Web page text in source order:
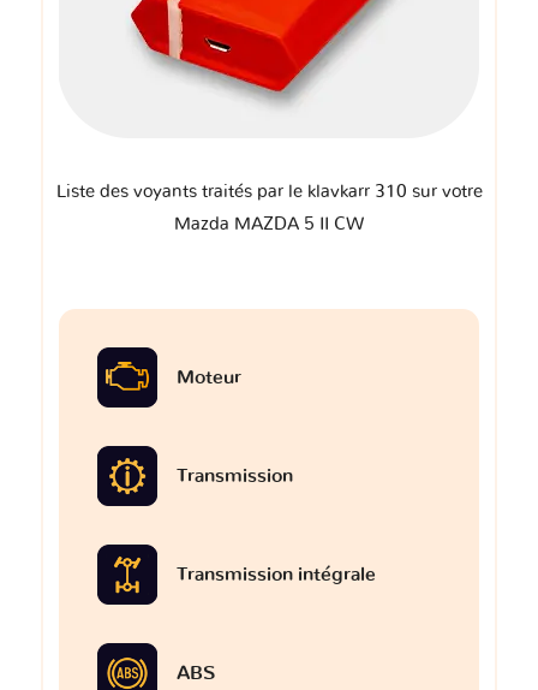
Liste des voyants traités par le klavkarr 310 sur votre
Mazda MAZDA 5 II CW
Moteur
Transmission
Transmission intégrale
ABS